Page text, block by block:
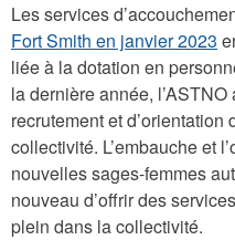
Les services
Fort Smith en janvier 2023
liée à la dotation en
la dernière année,
recrutement et
collectivité. L’embauche et
nouvelles sages-femmes
nouveau d’offrir des
plein dans la collectivité.